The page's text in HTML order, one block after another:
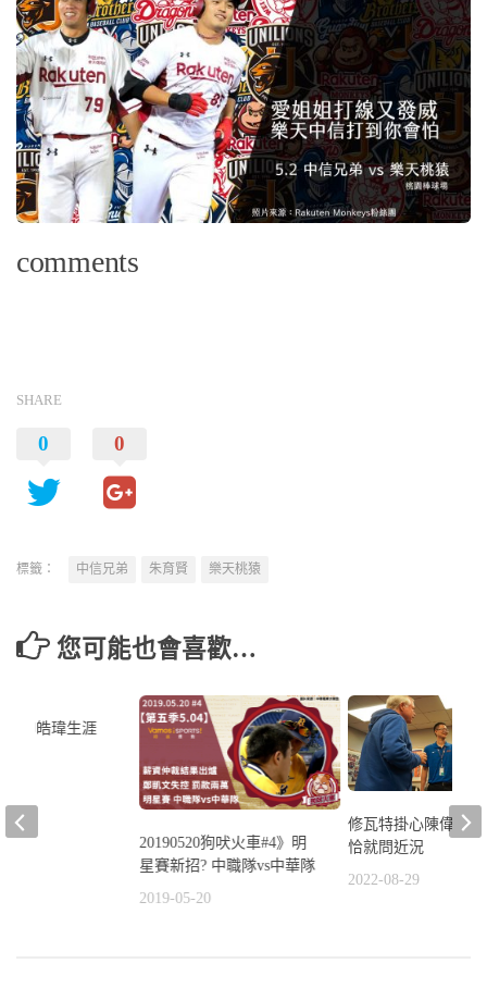
comments
SHARE
0 0
標籤： 中信兄弟 朱育賢 樂天桃猿
您可能也會喜歡…
20190520狗吠火車#4》明
星賽新招? 中職隊vs中華隊
2019-05-20
修瓦特掛心陳偉殷
恰就問近況
2022-08-29
】申皓瑋生涯